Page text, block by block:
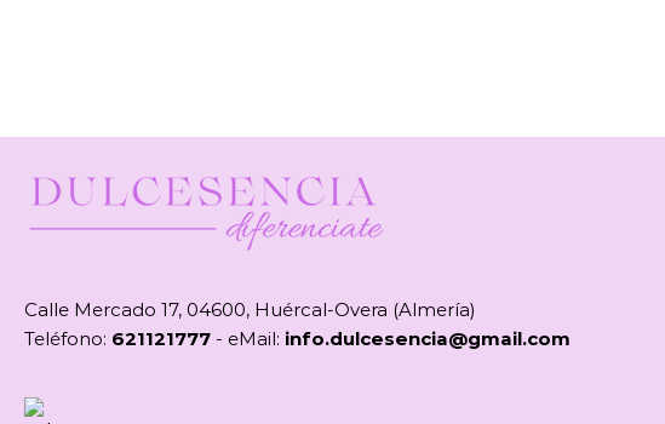
Calle Mercado 17, 04600, Huércal-Overa (Almería)
Teléfono: 621121777 - eMail: info.dulcesencia@gmail.com